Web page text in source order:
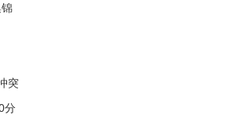
突
分